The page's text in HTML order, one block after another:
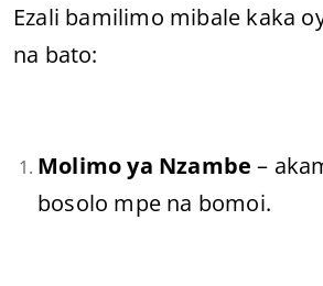
Ezali bamilimo mibale kaka
na bato:
Molimo ya Nzambe –
bosolo mpe na bomoi.